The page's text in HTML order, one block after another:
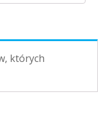
których